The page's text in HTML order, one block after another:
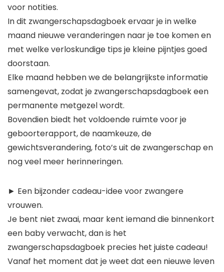
voor notities.
In dit zwangerschapsdagboek ervaar je in welke
maand nieuwe veranderingen naar je toe komen en
met welke verloskundige tips je kleine pijntjes goed
doorstaan.
Elke maand hebben we de belangrijkste informatie
samengevat, zodat je zwangerschapsdagboek een
permanente metgezel wordt.
Bovendien biedt het voldoende ruimte voor je
geboorterapport, de naamkeuze, de
gewichtsverandering, foto’s uit de zwangerschap en
nog veel meer herinneringen.
► Een bijzonder cadeau-idee voor zwangere
vrouwen.
Je bent niet zwaai, maar kent iemand die binnenkort
een baby verwacht, dan is het
zwangerschapsdagboek precies het juiste cadeau!
Vanaf het moment dat je weet dat een nieuwe leven